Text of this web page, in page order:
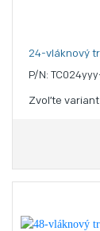
24-vláknový
P/N:
Zvoľte variant